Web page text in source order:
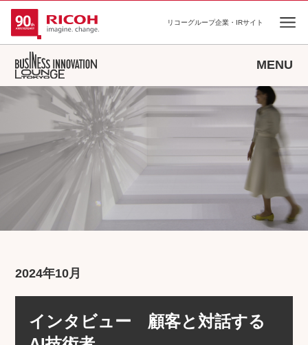
リコーグループ企業・IRサイト
MENU
2024年10月
インタビュー 顧客と対話する